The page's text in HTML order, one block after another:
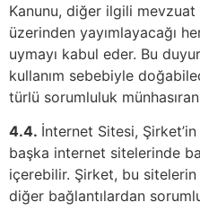
Kanunu, diğer ilgili
üzerinden yayımlayacağı
uymayı kabul eder. Bu
kullanım sebebiyle
türlü sorumluluk münhasıran
4.4. İnternet Sitesi,
başka internet sitelerinde
içerebilir. Şirket, bu
diğer bağlantılardan